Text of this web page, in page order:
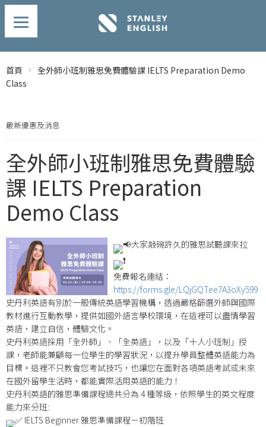
首頁
全外師小班制雅思免費體驗課 IELTS Preparation Demo
Class
最新優惠及消息
全外師小班制雅思免費體驗
課 IELTS Preparation
Demo Class
大家敲碗許久的雅思試聽課來拉
免費報名連結：
https://forms.gle/LQjGQTee7A3oXy599
史丹利英語有別於一般傳統英語學習機構，透過嚴格篩選外師與國際
教材進行互動教學，提供如國外語言學校環境，在這裡可以盡情學習
英語，建立自信，體驗文化。
史丹利英語採用「全外師」、「全英語」，以及「十人小班制」授
課，老師能兼顧每一位學生的學習狀況，以提升學員整體英語能力為
目標。這裡不只教會您考試技巧，也讓您在面對各項英語考試或未來
在國外留學生活時，都能實際活用英語的能力！
史丹利英語的雅思準備課程總共分為 4 種等級，依照學生的英文程度
能力來分班:
IELTS Beginner 雅思準備課程－初階班